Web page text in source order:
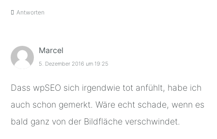
Antworten
Marcel
5. Dezember 2016 um 19:25
Dass wpSEO sich irgendwie tot anfühlt, habe ich
auch schon gemerkt. Wäre echt schade, wenn es
bald ganz von der Bildfläche verschwindet.